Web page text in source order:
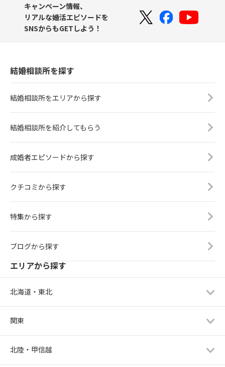
キャンペーン情報、
リアルな婚活エピソードを
SNSからもGETしよう！
結婚相談所を探す
結婚相談所をエリアから探す
結婚相談所を紹介してもらう
成婚者エピソードから探す
クチコミから探す
特集から探す
ブログから探す
エリアから探す
北海道・東北
関東
北陸・甲信越